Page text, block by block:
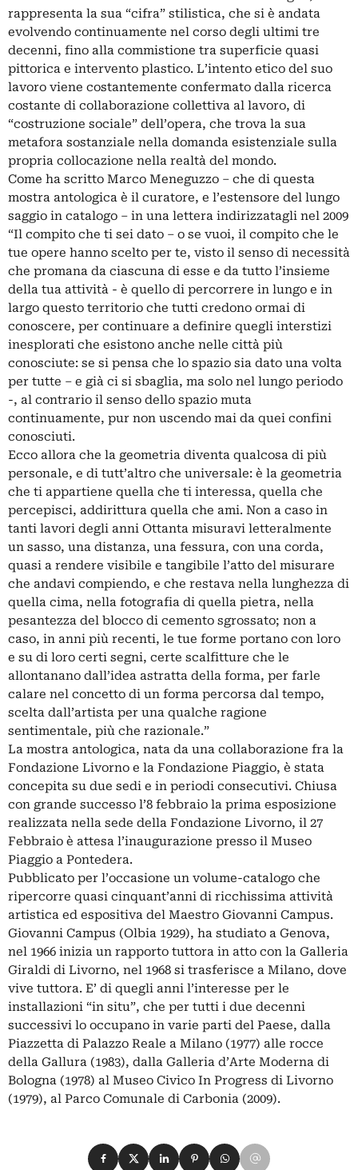
rappresenta la sua “cifra” stilistica, che si è andata
evolvendo continuamente nel corso degli ultimi tre
decenni, fino alla commistione tra superficie quasi
pittorica e intervento plastico. L’intento etico del suo
lavoro viene costantemente confermato dalla ricerca
costante di collaborazione collettiva al lavoro, di
“costruzione sociale” dell’opera, che trova la sua
metafora sostanziale nella domanda esistenziale sulla
propria collocazione nella realtà del mondo.
Come ha scritto Marco Meneguzzo – che di questa
mostra antologica è il curatore, e l’estensore del lungo
saggio in catalogo – in una lettera indirizzatagli nel 2009
“Il compito che ti sei dato – o se vuoi, il compito che le
tue opere hanno scelto per te, visto il senso di necessità
che promana da ciascuna di esse e da tutto l’insieme
della tua attività - è quello di percorrere in lungo e in
largo questo territorio che tutti credono ormai di
conoscere, per continuare a definire quegli interstizi
inesplorati che esistono anche nelle città più
conosciute: se si pensa che lo spazio sia dato una volta
per tutte – e già ci si sbaglia, ma solo nel lungo periodo
-, al contrario il senso dello spazio muta
continuamente, pur non uscendo mai da quei confini
conosciuti.
Ecco allora che la geometria diventa qualcosa di più
personale, e di tutt’altro che universale: è la geometria
che ti appartiene quella che ti interessa, quella che
percepisci, addirittura quella che ami. Non a caso in
tanti lavori degli anni Ottanta misuravi letteralmente
un sasso, una distanza, una fessura, con una corda,
quasi a rendere visibile e tangibile l’atto del misurare
che andavi compiendo, e che restava nella lunghezza di
quella cima, nella fotografia di quella pietra, nella
pesantezza del blocco di cemento sgrossato; non a
caso, in anni più recenti, le tue forme portano con loro
e su di loro certi segni, certe scalfitture che le
allontanano dall’idea astratta della forma, per farle
calare nel concetto di un forma percorsa dal tempo,
scelta dall’artista per una qualche ragione
sentimentale, più che razionale.”
La mostra antologica, nata da una collaborazione fra la
Fondazione Livorno e la Fondazione Piaggio, è stata
concepita su due sedi e in periodi consecutivi. Chiusa
con grande successo l’8 febbraio la prima esposizione
realizzata nella sede della Fondazione Livorno, il 27
Febbraio è attesa l’inaugurazione presso il Museo
Piaggio a Pontedera.
Pubblicato per l’occasione un volume-catalogo che
ripercorre quasi cinquant’anni di ricchissima attività
artistica ed espositiva del Maestro Giovanni Campus.
Giovanni Campus (Olbia 1929), ha studiato a Genova,
nel 1966 inizia un rapporto tuttora in atto con la Galleria
Giraldi di Livorno, nel 1968 si trasferisce a Milano, dove
vive tuttora. E’ di quegli anni l’interesse per le
installazioni “in situ”, che per tutti i due decenni
successivi lo occupano in varie parti del Paese, dalla
Piazzetta di Palazzo Reale a Milano (1977) alle rocce
della Gallura (1983), dalla Galleria d’Arte Moderna di
Bologna (1978) al Museo Civico In Progress di Livorno
(1979), al Parco Comunale di Carbonia (2009).
Condividi su Facebook
Condividi su X
Condividi su LinkedIn
Condividi su Pinterest
Condividi su WhatsApp
Condividi su Email